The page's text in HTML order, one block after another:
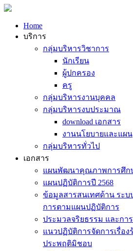
Home
บริการ
กลุ่มบริหารวิชาการ
นักเรียน
ผู้ปกครอง
ครู
กลุ่มบริหารงานบุคคล
กลุ่มบริหารงบประมาณ
download เอกสาร
งานนโยบายและแผน
กลุ่มบริหารทั่วไป
เอกสาร
แผนพัฒนาคุณภาพการศึก
แผนปฏิบัติการปี 2568
ข้อมูลสารสนเทศด้าน ระบ
การตามแผนปฏิบัติการ
ประมวลจริยธรรม และกา
แนวปฏิบัติการจัดการเรื่อง
ประพฤติมิชอบ